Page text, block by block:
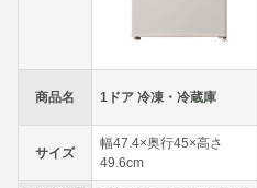
商品名 1ドア 冷凍・冷蔵庫
サイズ
幅47.4×奥行45×高さ
49.6cm